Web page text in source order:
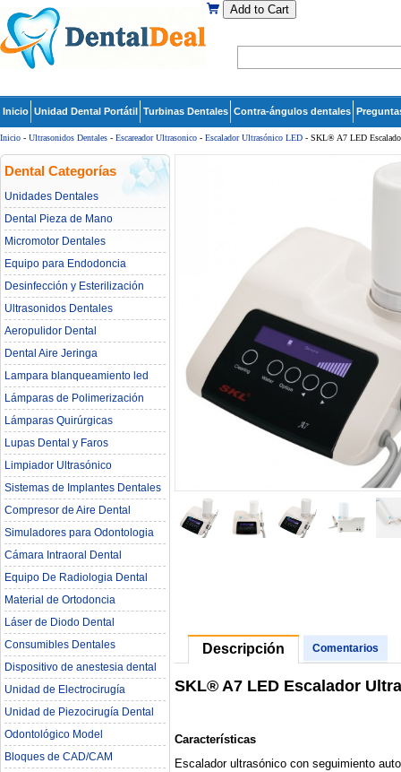
Add to Cart
Inicio Unidad Dental Portátil Turbinas Dentales Contra-ángulos dentales
Inicio - Ultrasonidos Dentales - Escareador Ultrasonico - Escalador Ultrasónico LED - SKL® A7 LED
Dental Categorías
Unidades Dentales
Dental Pieza de Mano
Micromotor Dentales
Equipo para Endodoncia
Desinfección y Esterilización
Ultrasonidos Dentales
Aeropulidor Dental
Dental Aire Jeringa
Lampara blanqueamiento led
dental
Lámparas de Polimerización
Lámparas Quirúrgicas
Lupas Dental y Faros
Limpiador Ultrasónico
Sistemas de Implantes Dentales
Compresor de Aire Dental
Simuladores para Odontologia
Cámara Intraoral Dental
Equipo De Radiologia Dental‎
Material de Ortodoncia
Láser de Diodo Dental
Consumibles Dentales
Dispositivo de anestesia dental
Unidad de Electrocirugía
Unidad de Piezocirugía Dental
Odontológico Model
Bloques de CAD/CAM
Descripción Comentarios
SKL® A7 LED Escalador
Características
Escalador ultrasónico con seguimiento